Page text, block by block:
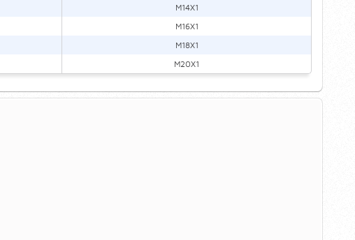
M14X1
M16X1
M18X1
M20X1